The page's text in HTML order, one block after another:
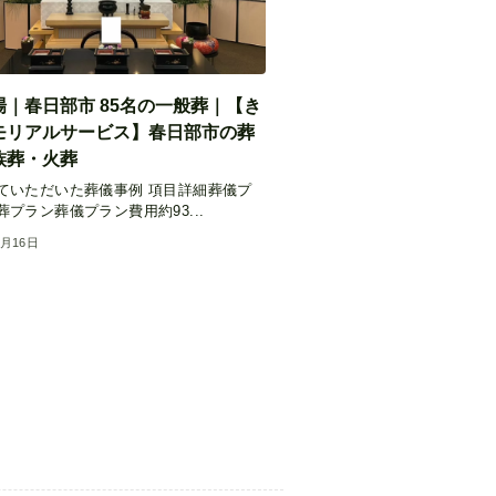
｜春日部市 85名の一般葬｜【き
リアルサービス】春日部市の葬
葬・火葬
いただいた葬儀事例 項目詳細葬儀プ
プラン葬儀プラン費用約93...
16日